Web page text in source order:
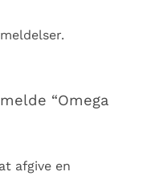
“Omega
afgive en